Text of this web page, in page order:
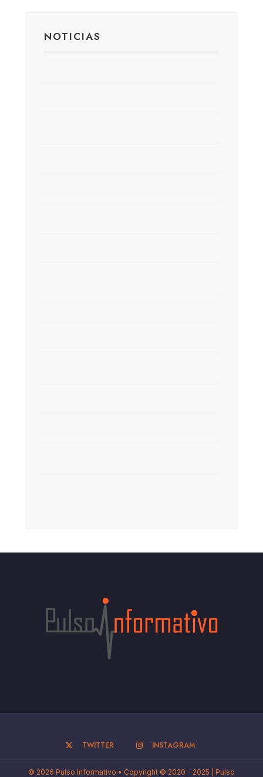
NOTICIAS
TWITTER INSTAGRAM
© 2026 Pulso Informativo • Copyright © 2020 - 2025 | Pulso